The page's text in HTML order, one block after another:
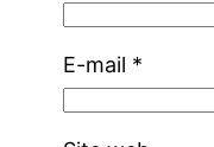
E-mail *